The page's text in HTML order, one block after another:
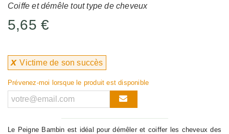
Coiffe et démêle tout type de cheveux
5,65 €
xVictime de son succès
Prévenez-moi lorsque le produit est disponible
Le Peigne Bambin est idéal pour démêler et coiffer les cheveux des